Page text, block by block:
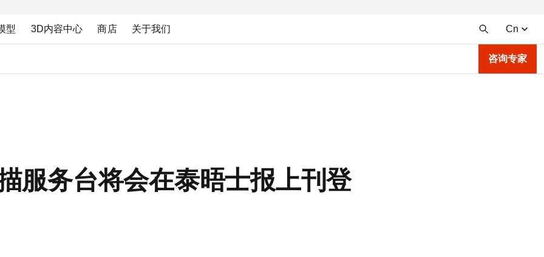
型 3D内容中心 商店 关于我们 Cn
咨询专家
服务台将会在泰晤士报上刊登